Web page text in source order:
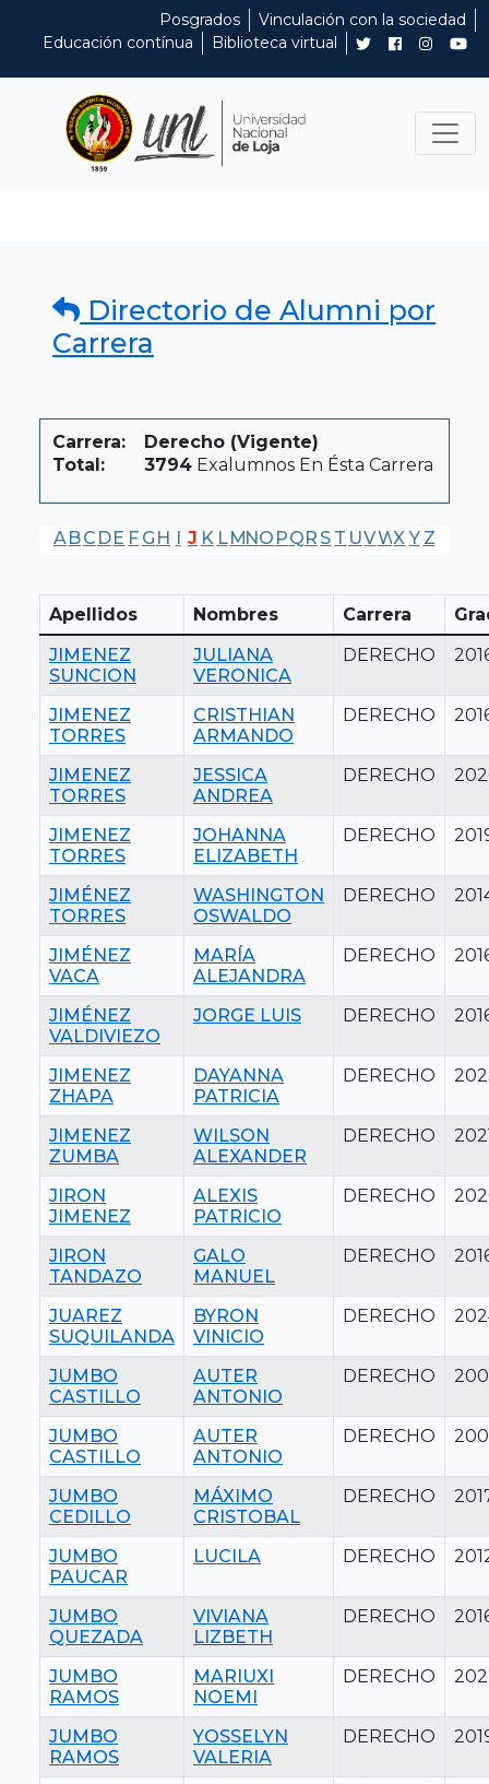
Posgrados
Vinculación con la sociedad
Educación contínua
Biblioteca virtual
Directorio de Alumni por
Carrera
Carrera:
Derecho (Vigente)
Total:
3794 Exalumnos En Ésta Carrera
A BC DE F G H I J K LMNO PQR S T UVWX Y Z
Apellidos Nombres Carrera
JIMENEZ
SUNCION
JULIANA
VERONICA
DERECHO
JIMENEZ
TORRES
CRISTHIAN
ARMANDO
DERECHO
JIMENEZ
TORRES
JESSICA
ANDREA
DERECHO
JIMENEZ
TORRES
JOHANNA
ELIZABETH
DERECHO
JIMÉNEZ
TORRES
WASHINGTON
OSWALDO
DERECHO
JIMÉNEZ
VACA
MARÍA
ALEJANDRA
DERECHO
JIMÉNEZ
VALDIVIEZO
JORGE LUIS DERECHO
JIMENEZ
ZHAPA
DAYANNA
PATRICIA
DERECHO
JIMENEZ
ZUMBA
WILSON
ALEXANDER
DERECHO
JIRON
JIMENEZ
ALEXIS
PATRICIO
DERECHO
JIRON
TANDAZO
GALO
MANUEL
DERECHO
JUAREZ
SUQUILANDA
BYRON
VINICIO
DERECHO
JUMBO
CASTILLO
AUTER
ANTONIO
DERECHO
JUMBO
CASTILLO
AUTER
ANTONIO
DERECHO
JUMBO
CEDILLO
MÁXIMO
CRISTOBAL
DERECHO
JUMBO
PAUCAR
LUCILA DERECHO
JUMBO
QUEZADA
VIVIANA
LIZBETH
DERECHO
JUMBO
RAMOS
MARIUXI
NOEMI
DERECHO
JUMBO
RAMOS
YOSSELYN
VALERIA
DERECHO